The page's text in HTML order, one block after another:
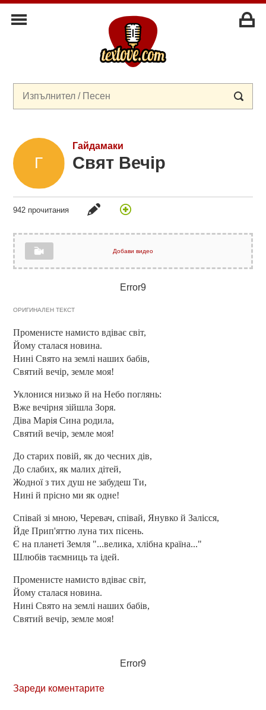
Гайдамаки
Свят Вечiр
942 прочитания
Добави видео
Error9
ОРИГИНАЛЕН ТЕКСТ
Променисте намисто вдіває світ,
Йому сталася новина.
Нині Свято на землі наших бабів,
Святий вечір, земле моя!
Уклонися низько й на Небо поглянь:
Вже вечірня зійшла Зоря.
Діва Марія Сина родила,
Святий вечір, земле моя!
До старих повій, як до чесних дів,
До слабих, як малих дітей,
Жодної з тих душ не забудеш Ти,
Нині й прісно ми як одне!
Співай зі мною, Черевач, співай, Янувко й Залісся,
Йде Прип'яттю луна тих пісень.
Є на планеті Земля "...велика, хлібна країна..."
Шлюбів таємниць та ідей.
Променисте намисто вдіває світ,
Йому сталася новина.
Нині Свято на землі наших бабів,
Святий вечір, земле моя!
Error9
Зареди коментарите